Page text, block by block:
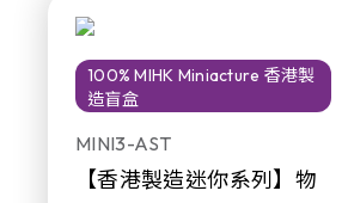
100% MIHK Miniacture 香港製
造盲盒
MINI3-AST
【香港製造迷你系列】物